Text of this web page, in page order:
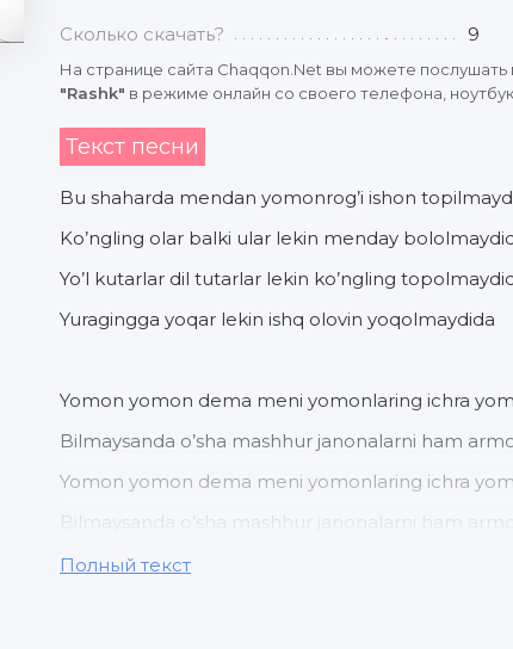
Сколько скачать? 9
На странице сайта Chaqqon.Net вы можете послушать
"Rashk" в режиме онлайн со своего телефона,
Текст песни
Bu shaharda mendan yomonrog’i ishon
Ko’ngling olar balki ular lekin menday
Yo’l kutarlar dil tutarlar lekin ko’ngling
Yuragingga yoqar lekin ishq olovin yoqolmaydida
Yomon yomon dema meni yomonlaring ichra
Bilmaysanda o’sha mashhur janonalarni ham
Yomon yomon dema meni yomonlaring ichra
Bilmaysanda o’sha mashhur janonalarni ham
Полный текст